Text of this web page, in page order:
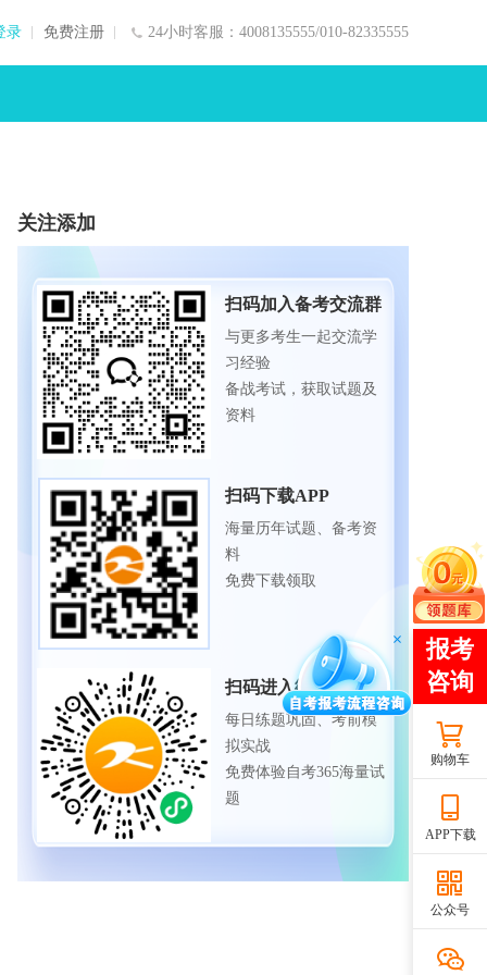
24小时客服：4008135555/010-82335555
录 免费注册
关注添加
扫码加入备考交流群
与更多考生一起交流学
习经验
备战考试，获取试题及
资料
扫码下载APP
海量历年试题、备考资
料
免费下载领取
扫码进入微信小程序
每日练题巩固、考前模
拟实战
免费体验自考365海量试
题
购物车
APP下载
公众号